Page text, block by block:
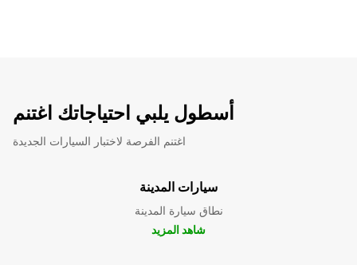
أسطول يلبي احتياجاتك اغتنم
اغتنم الفرصة لاختبار السيارات الجديدة
سيارات المدينة
نطاق سيارة المدينة
شاهد المزيد